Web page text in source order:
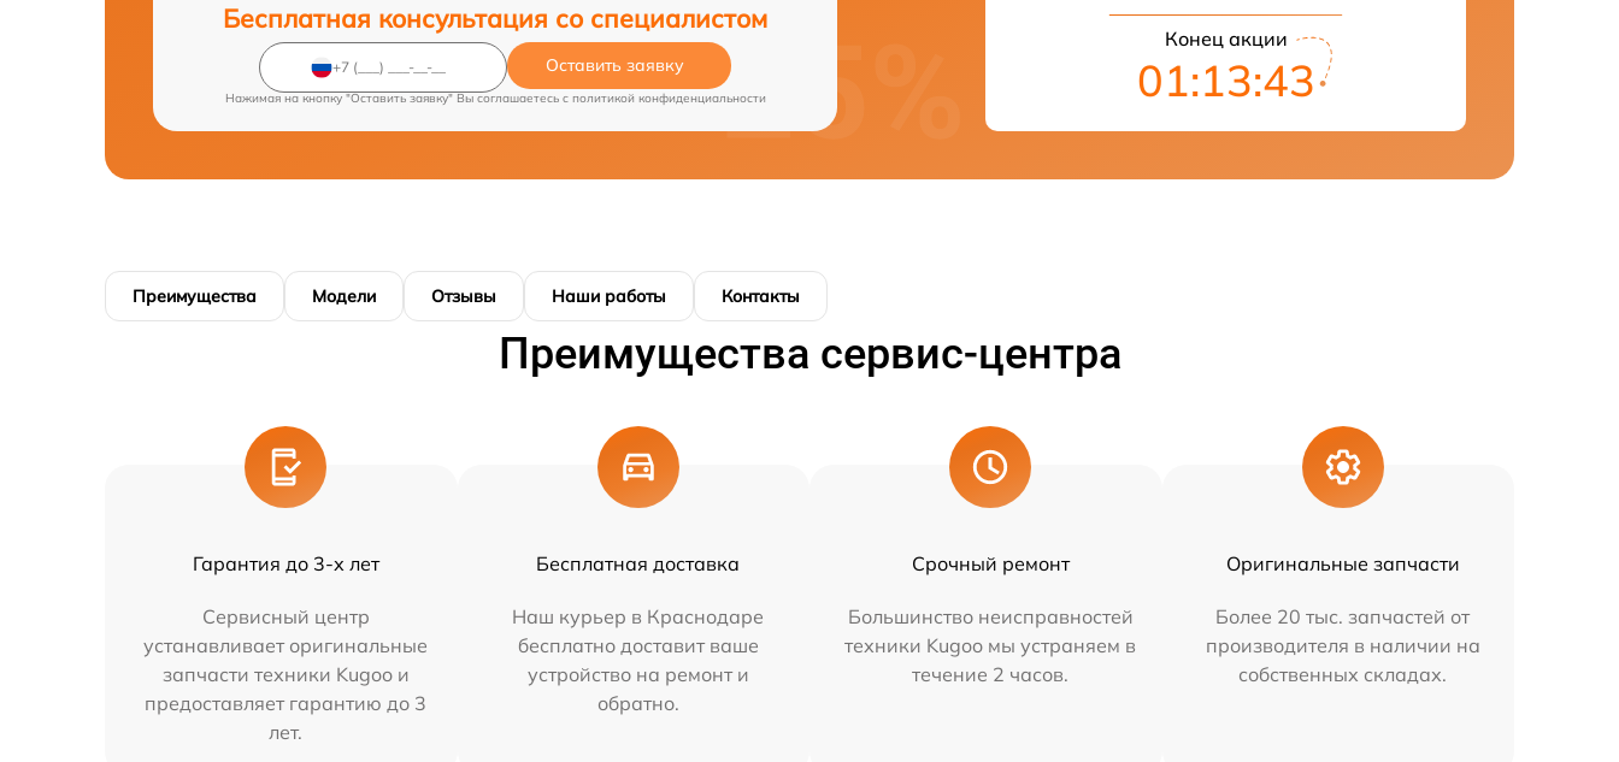
Бесплатная консультация со специалистом
Оставить заявку
Нажимая на кнопку "Оставить заявку" Вы соглашаетесь c политикой конфиденциальности
Конец акции
01:13:42
Преимущества Модели Отзывы Наши работы Контакты
Преимущества сервис-центра
Гарантия до 3-х лет
Сервисный центр
устанавливает оригинальные
запчасти техники Kugoo и
предоставляет гарантию до 3
лет.
Бесплатная доставка
Наш курьер в Краснодаре
бесплатно доставит ваше
устройство на ремонт и
обратно.
Срочный ремонт
Большинство неисправностей
техники Kugoo мы устраняем в
течение 2 часов.
Оригинальные запчасти
Более 20 тыс. запчастей от
производителя в наличии на
собственных складах.